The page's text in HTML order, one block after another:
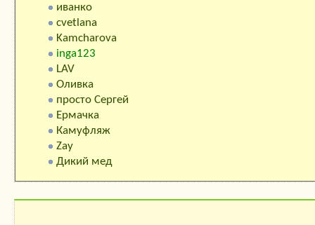
иванко
cvetlana
Kamcharova
inga123
LAV
Оливка
просто Сергей
Ермачка
Камуфляж
Zay
Дикий мед